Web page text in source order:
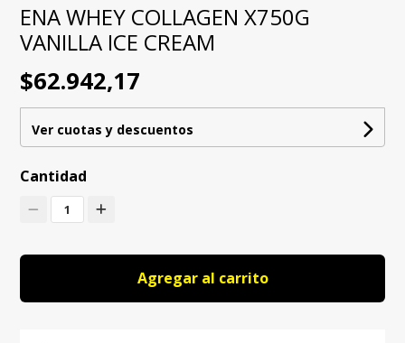
ENA WHEY COLLAGEN X750G
VANILLA ICE CREAM
$62.942,17
Ver cuotas y descuentos
Cantidad
1
Agregar al carrito